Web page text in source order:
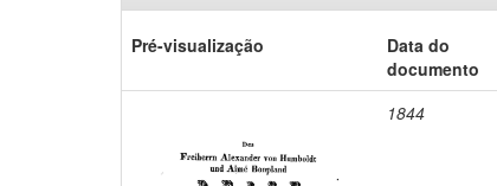
Pré-visualização
Data do
documento
1844